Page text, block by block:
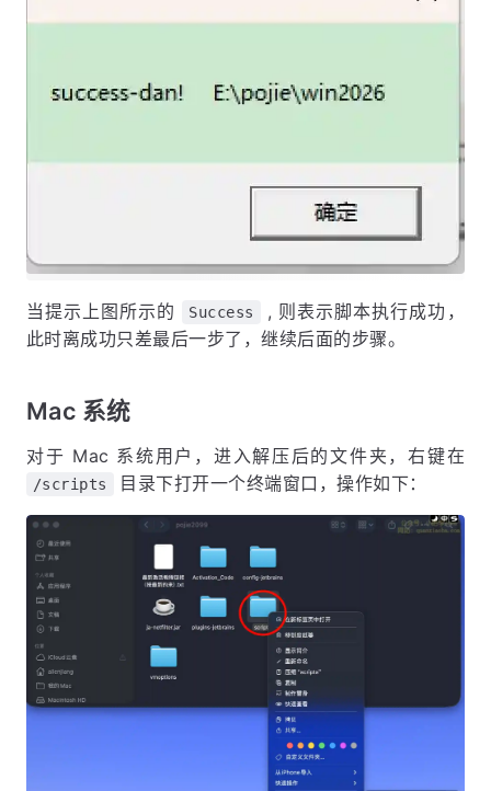
当提示上图所示的 Success
, 则表示脚本执行成功，
此时离成功只差最后一步了，继续后面的步骤。
Mac 系统
对于 Mac 系统用户，进入解压后的文件夹，右键在
/scripts 目录下打开一个终端窗口，操作如下：